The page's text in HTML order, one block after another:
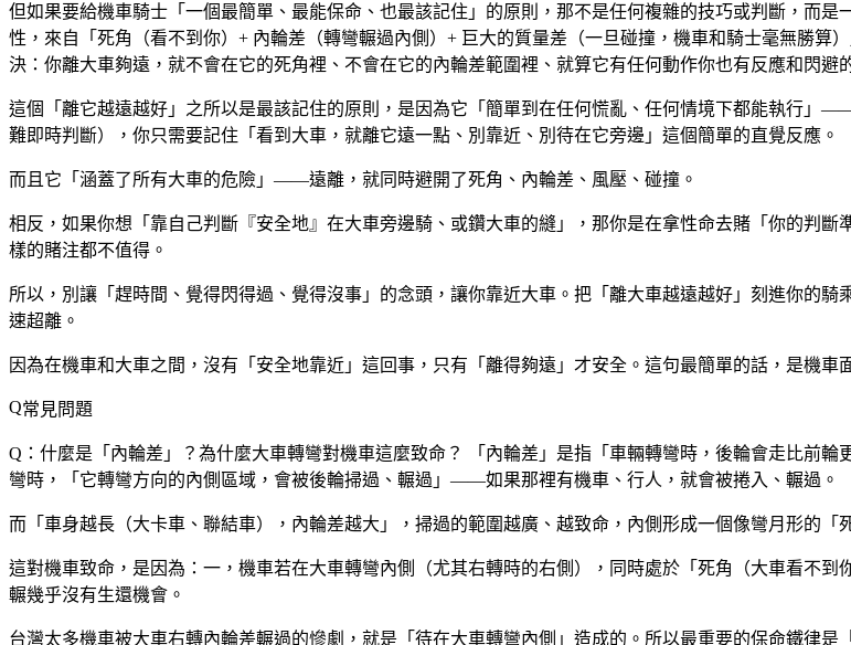
但如果要給機車騎士「一個最簡單、最能保命、也最該記住」的原則，那不是任何複雜的技巧或判斷，而
性，來自「死角（看不到你）+ 內輪差（轉彎輾過內側）+ 巨大的質量差（一旦碰撞，機車和騎士毫無勝
決：你離大車夠遠，就不會在它的死角裡、不會在它的內輪差範圍裡、就算它有任何動作你也有反應和閃避
這個「離它越遠越好」之所以是最該記住的原則，是因為它「簡單到在任何慌亂、任何情境下都能執行」
難即時判斷），你只需要記住「看到大車，就離它遠一點、別靠近、別待在它旁邊」這個簡單的直覺反應。
而且它「涵蓋了所有大車的危險」——遠離，就同時避開了死角、內輪差、風壓、碰撞。
相反，如果你想「靠自己判斷『安全地』在大車旁邊騎、或鑽大車的縫」，那你是在拿性命去賭「你的判
樣的賭注都不值得。
所以，別讓「趕時間、覺得閃得過、覺得沒事」的念頭，讓你靠近大車。把「離大車越遠越好」刻進你的
速超離。
因為在機車和大車之間，沒有「安全地靠近」這回事，只有「離得夠遠」才安全。這句最簡單的話，是機
常見問題
Q：什麼是「內輪差」？為什麼大車轉彎對機車這麼致命？
「內輪差」是指「車輛轉彎時，後輪會走比前
彎時，「它轉彎方向的內側區域，會被後輪掃過、輾過」——如果那裡有機車、行人，就會被捲入、輾過。
而「車身越長（大卡車、聯結車），內輪差越大」，掃過的範圍越廣、越致命，內側形成一個像彎月形的「
這對機車致命，是因為：一，機車若在大車轉彎內側（尤其右轉時的右側），同時處於「死角（大車看不
輾幾乎沒有生還機會。
台灣太多機車被大車右轉內輪差輾過的慘劇，就是「待在大車轉彎內側」造成的。所以最重要的保命鐵律